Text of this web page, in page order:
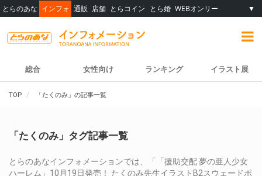
とらのあな インフォ 通販 店舗 とらコイン とら婚 WEBオンリー ▼
総合 女性向け ランキング イラスト展
TOP 「たくのみ」の記事一覧
「たくのみ」タグ記事一覧
とらのあなインフォメーションでは、「「援助交配 夢の亜人少女
ハーレム」10月19日発売！ たくのみ先生イラストB2スウェードポ